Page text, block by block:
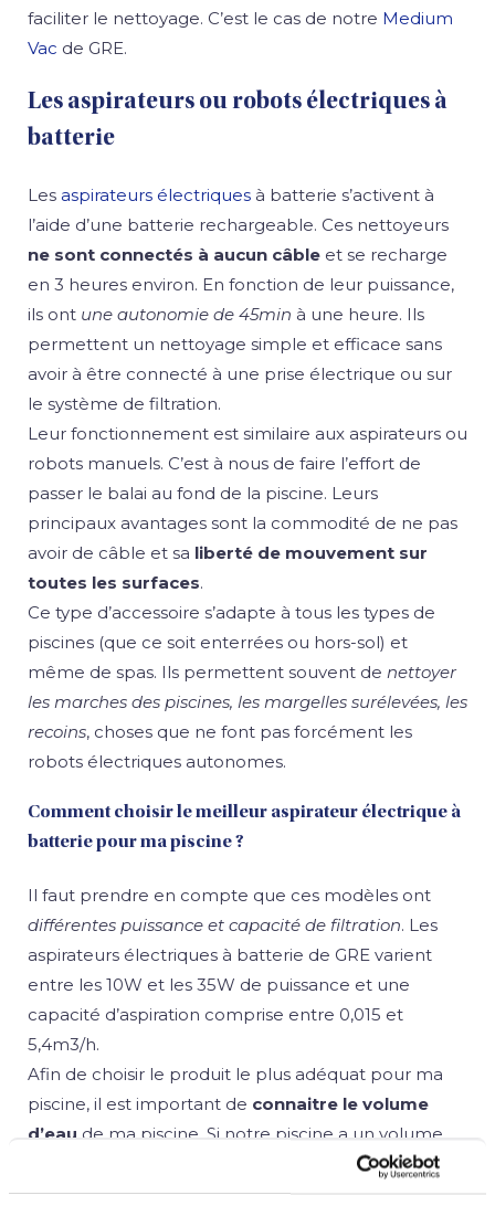
faciliter le nettoyage. C’est le cas de notre Medium
Vac de GRE.
Les aspirateurs ou robots électriques à
batterie
Les aspirateurs électriques à batterie s’activent à
l’aide d’une batterie rechargeable. Ces nettoyeurs
ne sont connectés à aucun câble et se recharge
en 3 heures environ. En fonction de leur puissance,
ils ont une autonomie de 45min à une heure. Ils
permettent un nettoyage simple et efficace sans
avoir à être connecté à une prise électrique ou sur
le système de filtration.
Leur fonctionnement est similaire aux aspirateurs ou
robots manuels. C’est à nous de faire l’effort de
passer le balai au fond de la piscine. Leurs
principaux avantages sont la commodité de ne pas
avoir de câble et sa liberté de mouvement sur
toutes les surfaces.
Ce type d’accessoire s’adapte à tous les types de
piscines (que ce soit enterrées ou hors-sol) et
même de spas. Ils permettent souvent de nettoyer
les marches des piscines, les margelles surélevées, les
recoins, choses que ne font pas forcément les
robots électriques autonomes.
Comment choisir le meilleur aspirateur électrique à
batterie pour ma piscine ?
Il faut prendre en compte que ces modèles ont
différentes puissance et capacité de filtration. Les
aspirateurs électriques à batterie de GRE varient
entre les 10W et les 35W de puissance et une
capacité d’aspiration comprise entre 0,015 et
5,4m3/h.
Afin de choisir le produit le plus adéquat pour ma
piscine, il est important de connaitre le volume
d’eau de ma piscine. Si notre piscine a un volume
d’eau d’environ 10m3, nous aurons besoin d’un
aspirateur qui aspire une moyenne de 3m3/h avec